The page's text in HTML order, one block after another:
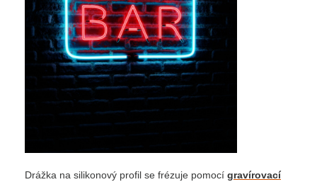
Drážka na silikonový profil se frézuje pomocí gravírovací